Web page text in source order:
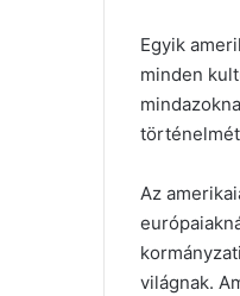
Egyik
minden
Az
világnak.